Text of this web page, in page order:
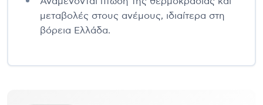
μεταβολές στους ανέμους, ιδιαίτερα στη
βόρεια Ελλάδα.